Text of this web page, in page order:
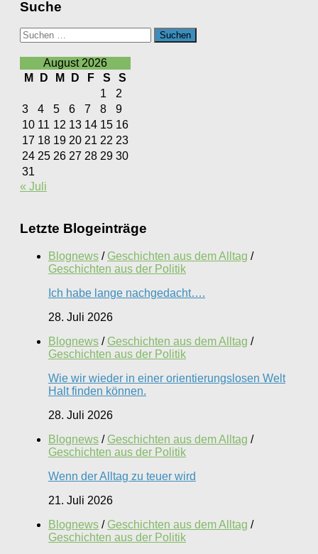
Suche
Suchen
nach:
August 2026
M
D M D F S
S
1
2
3
4 5 6 7 8
9
10 11 12 13 14 15 16
17 18 19 20 21 22 23
24 25 26 27 28 29 30
31
« Juli
Letzte Blogeinträge
Blognews / Geschichten aus dem Alltag /
Geschichten aus der Politik
Ich habe lange nachgedacht….
28. Juli 2026
Blognews / Geschichten aus dem Alltag /
Geschichten aus der Politik
Wie wir wieder in einer orientierungslosen Welt
Halt finden können.
28. Juli 2026
Blognews / Geschichten aus dem Alltag /
Geschichten aus der Politik
Wenn der Alltag zu teuer wird
21. Juli 2026
Blognews / Geschichten aus dem Alltag /
Geschichten aus der Politik